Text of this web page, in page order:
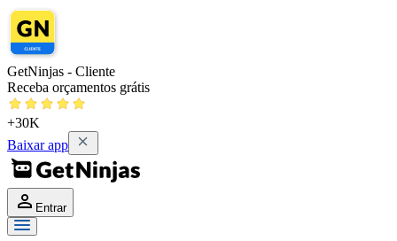
GetNinjas - Cliente
Receba orçamentos grátis
+30K
Baixar app
Entrar